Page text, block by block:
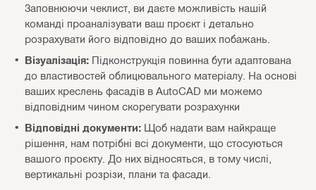
Заповнюючи чеклист, ви даєте можливість нашій
команді проаналізувати ваш проєкт і детально
розрахувати його відповідно до ваших побажань.
Візуалізація: Підконструкція повинна бути адаптована
до властивостей облицювального матеріалу. На основі
ваших креслень фасадів в AutoCAD ми можемо
відповідним чином скорегувати розрахунки
Відповідні документи: Щоб надати вам найкраще
рішення, нам потрібні всі документи, що стосуються
вашого проєкту. До них відносяться, в тому числі,
вертикальні розрізи, плани та фасади.